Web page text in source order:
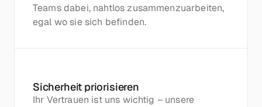
Teams dabei, nahtlos zusammenzuarbeiten,
egal wo sie sich befinden.
Sicherheit priorisieren
Ihr Vertrauen ist uns wichtig – unsere